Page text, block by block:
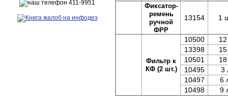
Фиксатор-
ремень
ручной
ФРР
13154 1
Фильтр к
КФ (2 шт.)
10500
13398
10501
10495
3
10497
6
10498
9